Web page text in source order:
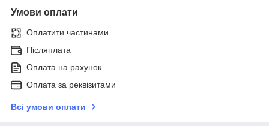
Умови оплати
Оплатити частинами
Післяплата
Оплата на рахунок
Оплата за реквізитами
Всі умови оплати